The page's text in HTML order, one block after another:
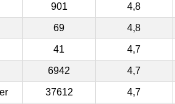
901 4,8
69 4,8
41 4,7
6942 4,7
37612 4,7